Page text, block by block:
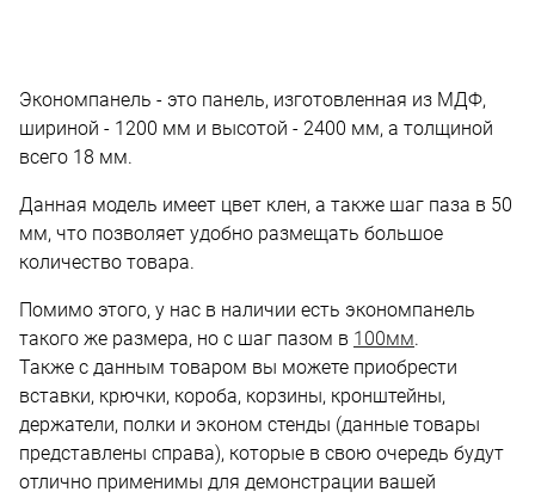
Экономпанель - это панель, изготовленная из МДФ,
шириной - 1200 мм и высотой - 2400 мм, а толщиной
всего 18 мм.
Данная модель имеет цвет клен, а также шаг паза в 50
мм, что позволяет удобно размещать большое
количество товара.
Помимо этого, у нас в наличии есть экономпанель
такого же размера, но с шаг пазом в 100мм.
Также с данным товаром вы можете приобрести
вставки, крючки, короба, корзины, кронштейны,
держатели, полки и эконом стенды (данные товары
представлены справа), которые в свою очередь будут
отлично применимы для демонстрации вашей